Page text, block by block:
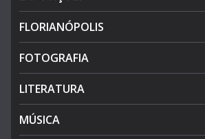
FLORIANÓPOLIS
FOTOGRAFIA
LITERATURA
MÚSICA